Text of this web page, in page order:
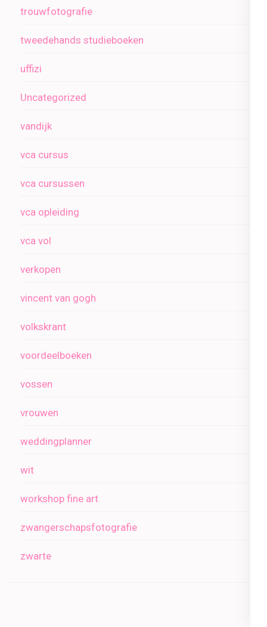
trouwfotografie
tweedehands studieboeken
uffizi
Uncategorized
vandijk
vca cursus
vca cursussen
vca opleiding
vca vol
verkopen
vincent van gogh
volkskrant
voordeelboeken
vossen
vrouwen
weddingplanner
wit
workshop fine art
zwangerschapsfotografie
zwarte